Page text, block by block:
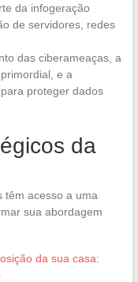
da infogeração
de servidores, redes
das ciberameaças, a
e a
proteger dados
da
têm acesso a uma
sua abordagem
da sua casa: